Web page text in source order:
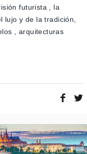
futurista , la
lujo y de la tradición,
, arquitecturas